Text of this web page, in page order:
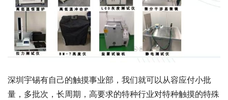
深圳宇锡有自己的触摸事业部，我们就可以从容应付小批
量，多批次，长周期，高要求的特种行业对特种触摸的特殊